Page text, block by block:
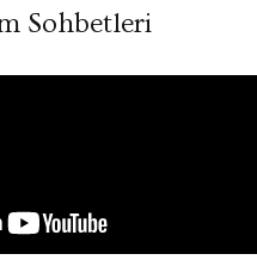
Sohbetleri